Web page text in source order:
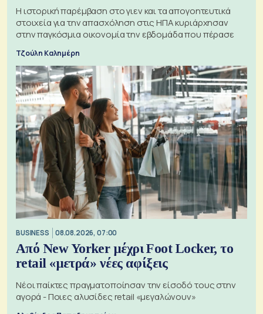
Η ιστορική παρέμβαση στο γιεν και τα απογοητευτικά
στοιχεία για την απασχόληση στις ΗΠΑ κυριάρχησαν
στην παγκόσμια οικονομία την εβδομάδα που πέρασε
Τζούλη Καλημέρη
BUSINESS 08.08.2026, 07:00
Από New Yorker μέχρι Foot Locker, το
retail «μετρά» νέες αφίξεις
Νέοι παίκτες πραγματοποίησαν την είσοδό τους στην
αγορά - Ποιες αλυσίδες retail «μεγαλώνουν»